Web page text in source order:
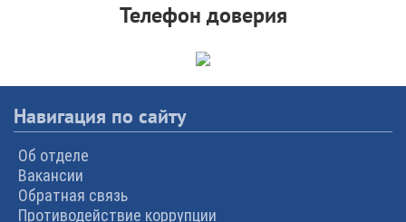
Телефон доверия
Навигация по сайту
Об отделе
Вакансии
Обратная связь
Противодействие коррупции